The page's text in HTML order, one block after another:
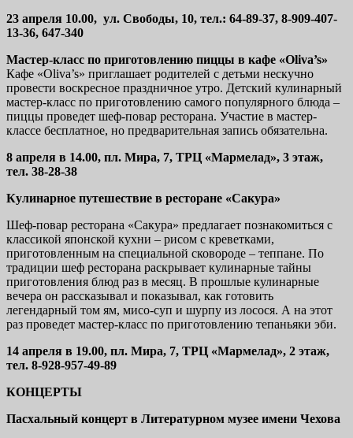
23 апреля 10.00, ул. Свободы, 10, тел.: 64-89-37, 8-909-407-
13-36, 647-340
Мастер-класс по приготовлению пиццы в кафе «Oliva’s»
Кафе «Oliva’s» приглашает родителей с детьми нескучно
провести воскресное праздничное утро. Детский кулинарный
мастер-класс по приготовлению самого популярного блюда –
пиццы проведет шеф-повар ресторана. Участие в мастер-
классе бесплатное, но предварительная запись обязательна.
8 апреля в 14.00, пл. Мира, 7, ТРЦ «Мармелад», 3 этаж,
тел. 38-28-38
Кулинарное путешествие в ресторане «Сакура»
Шеф-повар ресторана «Сакура» предлагает познакомиться с
классикой японской кухни – рисом с креветками,
приготовленным на специальной сковороде – теппане. По
традиции шеф ресторана раскрывает кулинарные тайны
приготовления блюд раз в месяц. В прошлые кулинарные
вечера он рассказывал и показывал, как готовить
легендарный том ям, мисо-суп и шурпу из лосося. А на этот
раз проведет мастер-класс по приготовлению тепаньяки эби.
14 апреля в 19.00, пл. Мира, 7, ТРЦ «Мармелад», 2 этаж,
тел. 8-928-957-49-89
КОНЦЕРТЫ
Пасхальный концерт в Литературном музее имени Чехова